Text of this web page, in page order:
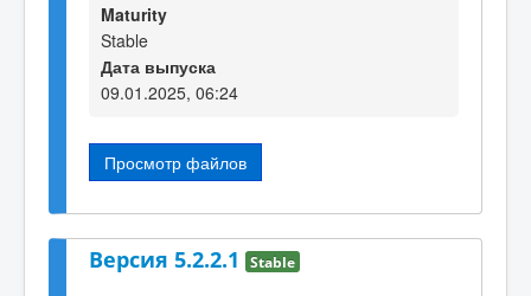
Maturity
Stable
Дата выпуска
09.01.2025, 06:24
Просмотр файлов
Версия 5.2.2.1 Stable